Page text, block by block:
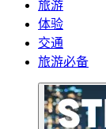
旅游
体验
交通
旅游必备